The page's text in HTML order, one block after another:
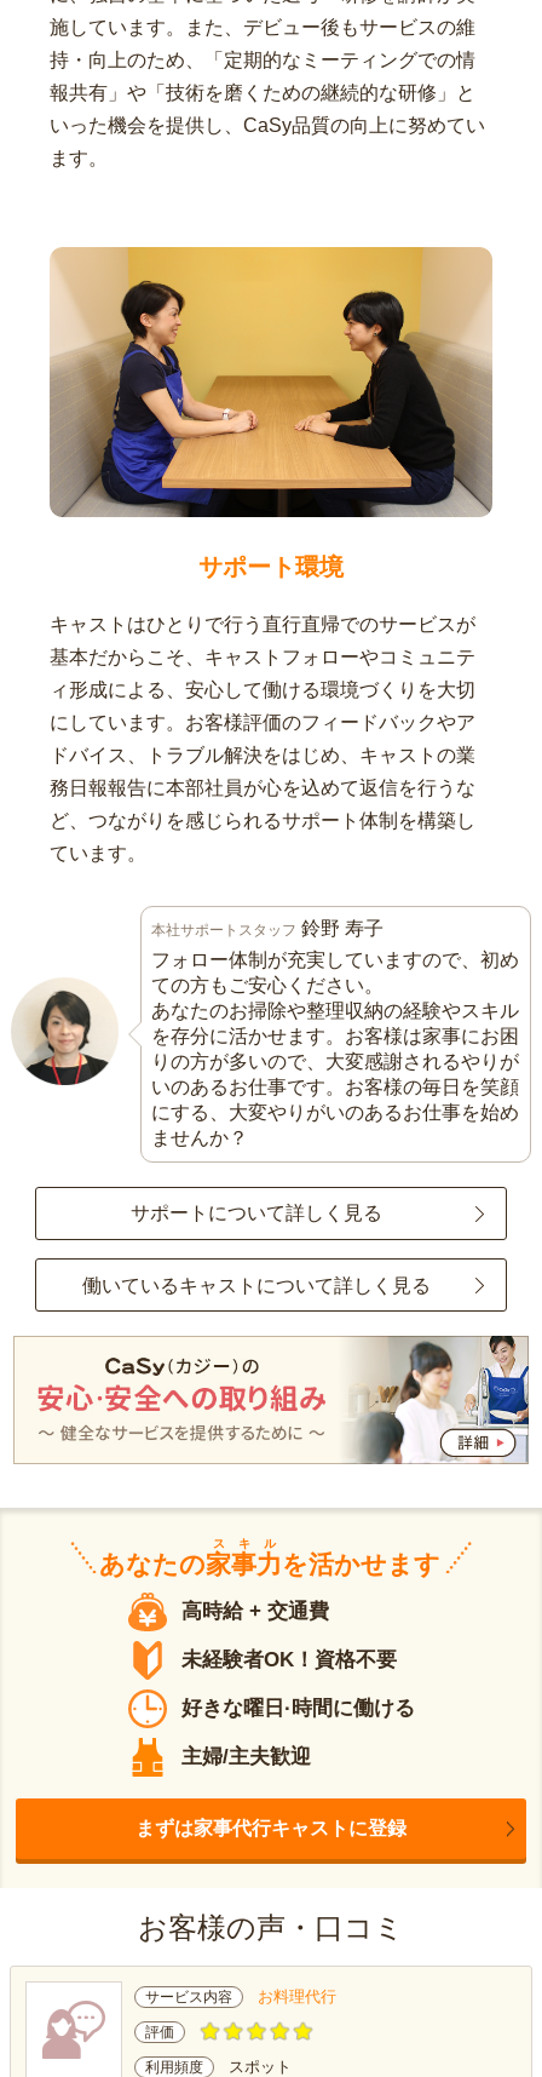
施しています。また、デビュー後もサービスの維
持・向上のため、「定期的なミーティングでの情
報共有」や「技術を磨くための継続的な研修」と
いった機会を提供し、CaSy品質の向上に努めてい
ます。
サポート環境
キャストはひとりで行う直行直帰でのサービスが
基本だからこそ、キャストフォローやコミュニテ
ィ形成による、安心して働ける環境づくりを大切
にしています。お客様評価のフィードバックやア
ドバイス、トラブル解決をはじめ、キャストの業
務日報報告に本部社員が心を込めて返信を行うな
ど、つながりを感じられるサポート体制を構築し
ています。
本社サポートスタッフ 鈴野 寿子
フォロー体制が充実していますので、初め
ての方もご安心ください。
あなたのお掃除や整理収納の経験やスキル
を存分に活かせます。お客様は家事にお困
りの方が多いので、大変感謝されるやりが
いのあるお仕事です。お客様の毎日を笑顔
にする、大変やりがいのあるお仕事を始め
ませんか？
サポートについて詳しく見る
働いているキャストについて詳しく見る
あなたの家事力
スキル
を活かせます
高時給 + 交通費
未経験者OK！資格不要
好きな曜日·時間に働ける
主婦/主夫歓迎
まずは家事代行キャストに登録
お客様の声・口コミ
サービス内容 お料理代行
評価
利用頻度 スポット